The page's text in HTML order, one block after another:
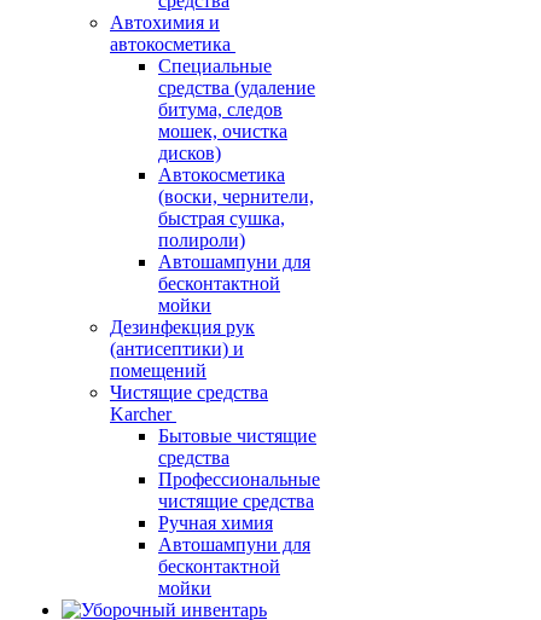
Автохимия и
автокосметика
Специальные
средства (удаление
битума, следов
мошек, очистка
дисков)
Автокосметика
(воски, чернители,
быстрая сушка,
полироли)
Автошампуни для
бесконтактной
мойки
Дезинфекция рук
(антисептики) и
помещений
Чистящие средства
Karcher
Бытовые чистящие
средства
Профессиональные
чистящие средства
Ручная химия
Автошампуни для
бесконтактной
мойки